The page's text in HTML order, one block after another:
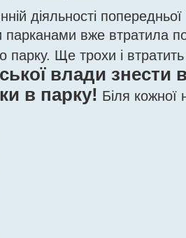
діяльності
парканами вже втратила
парку. Ще трохи і
влади знести
в парку! Біля кожної